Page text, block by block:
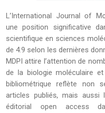
L’International Journal of
une position significative
scientifique en sciences
de 4.9 selon les dernières
MDPI attire l’attention de
de la biologie moléculaire
bibliométrique reflète non
articles publiés, mais aussi
éditorial open access